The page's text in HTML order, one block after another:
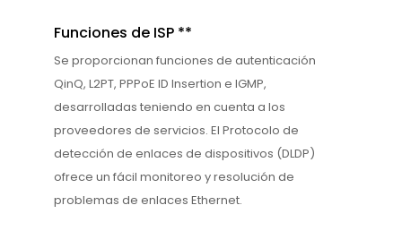
Funciones de ISP **
Se proporcionan funciones de autenticación
QinQ, L2PT, PPPoE ID Insertion e IGMP,
desarrolladas teniendo en cuenta a los
proveedores de servicios. El Protocolo de
detección de enlaces de dispositivos (DLDP)
ofrece un fácil monitoreo y resolución de
problemas de enlaces Ethernet.